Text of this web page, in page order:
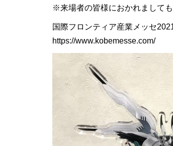
※来場者の皆様におかれまして
国際フロンティア産業メッセ
https://www.kobemesse.com/